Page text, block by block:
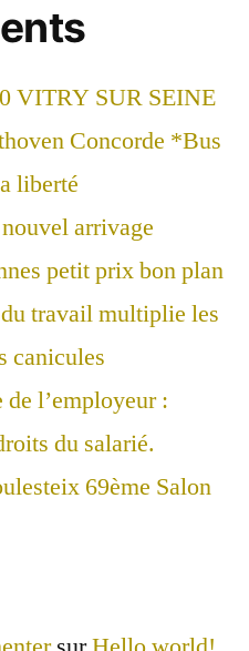
VITRY SUR SEINE
Concorde *Bus
liberté
arrivage
petit prix bon plan
travail multiplie les
canicules
l’employeur :
du salarié.
69ème Salon